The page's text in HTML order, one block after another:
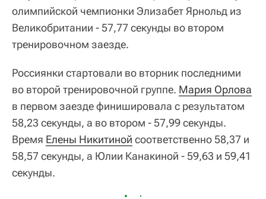
олимпийской чемпионки Элизабет Ярнольд из
Великобритании - 57,77 секунды во втором
тренировочном заезде.
Россиянки стартовали во вторник последними
во второй тренировочной группе. Мария Орлова
в первом заезде финишировала с результатом
58,23 секунды, а во втором - 57,99 секунды.
Время Елены Никитиной соответственно 58,37 и
58,57 секунды, а Юлии Канакиной - 59,63 и 59,41
секунды.